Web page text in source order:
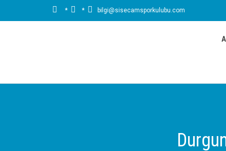
 *  *  bilgi@sisecamsporkulubu.com